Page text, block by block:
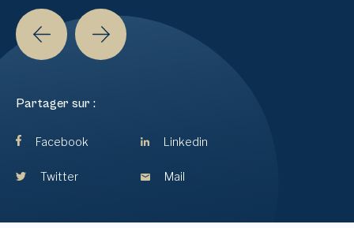
Partager sur :
Facebook Linkedin
Twitter Mail